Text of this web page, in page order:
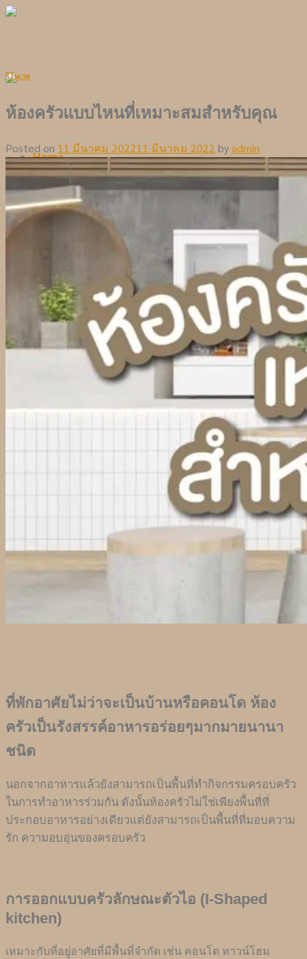
Skip
Home
Portfolio
Blog
Contact
รีโนเวท
ห้องครัวแบบไหนที่เหมาะสมสำหรับคุณ
Posted on 11 มีนาคม 202211 มีนาคม 2022 byadmin
ที่พักอาศัยไม่ว่าจะเป็นบ้านหรือคอนโด ห้อง
ครัวเป็นรังสรรค์อาหารอร่อยๆมากมายนานา
ชนิด
นอกจากอาหารแล้วยังสามารถเป็นพื้นที่ทำกิจกรรมครอบครัว
ในการทำอาหารร่วมกัน ดังนั้นห้องครัวไม่ใช่เพียงพื้นที่ที่
ประกอบอาหารอย่างเดียวแต่ยังสามารถเป็นพื้นที่ที่มอบความ
รัก ความอบอุ่นของครอบครัว
การออกแบบครัวลักษณะตัวไอ (I-Shaped
kitchen)
เหมาะกับที่อยู่อาศัยที่มีพื้นที่จำกัด เช่น คอนโด ทาวน์โฮม